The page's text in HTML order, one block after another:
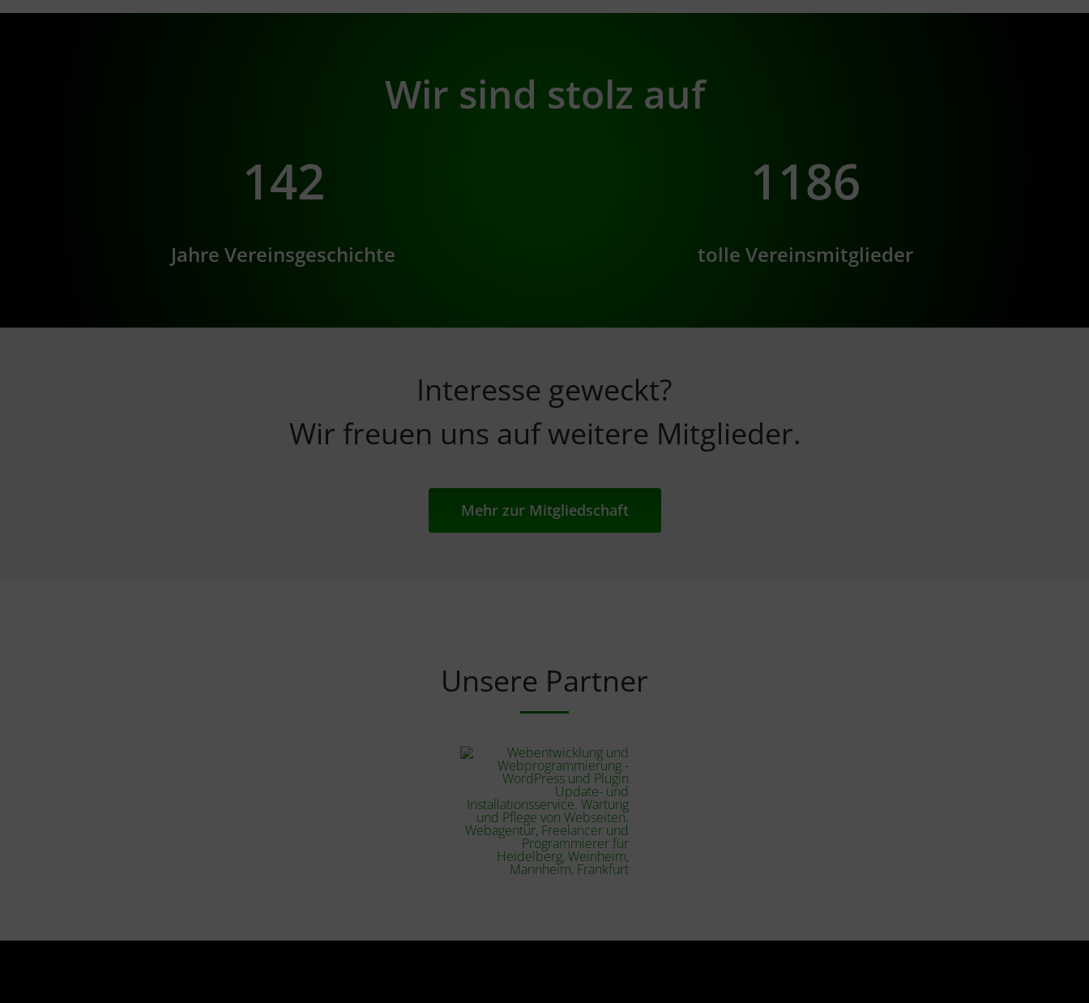
Wir sind stolz auf
142
Jahre Vereinsgeschichte
1186
tolle Vereinsmitglieder
Interesse geweckt?
Wir freuen uns auf weitere Mitglieder.
Mehr zur Mitgliedschaft
Unsere Partner